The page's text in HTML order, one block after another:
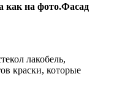
как на фото.Фасад
лакобель,
краски, которые